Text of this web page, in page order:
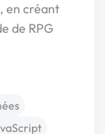
en créant
de RPG